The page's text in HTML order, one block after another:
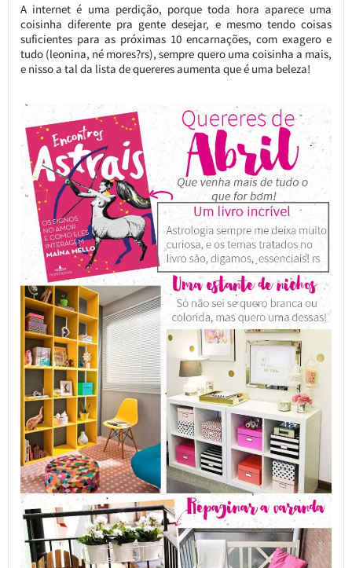
A internet é uma perdição, porque toda hora aparece uma
coisinha diferente pra gente desejar, e mesmo tendo coisas
suficientes para as próximas 10 encarnações, com exagero e
tudo (leonina, né mores?rs), sempre quero uma coisinha a mais,
e nisso a tal da lista de quereres aumenta que é uma beleza!